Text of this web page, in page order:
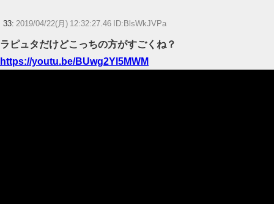
33: 2019/04/22(月) 12:32:27.46 ID:BlsWkJVPa
ラピュタだけどこっちの方がすごくね？
https://youtu.be/BUwg2Yl5MWM